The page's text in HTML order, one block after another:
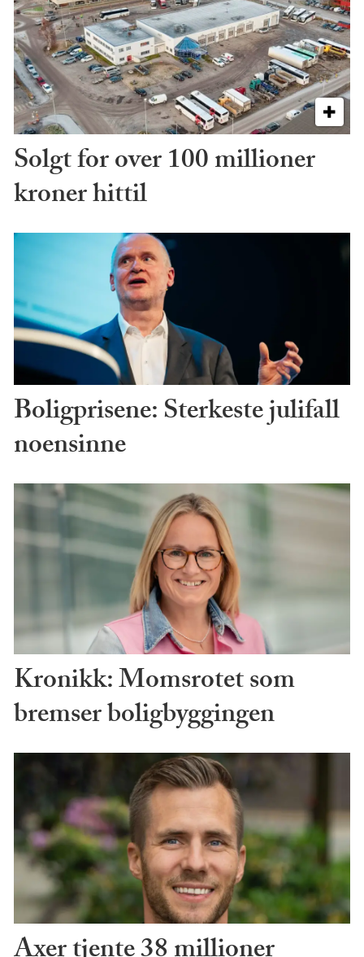
Solgt for over 100 millioner
kroner hittil
Boligprisene: Sterkeste julifall
noensinne
Kronikk: Momsrotet som
bremser boligbyggingen